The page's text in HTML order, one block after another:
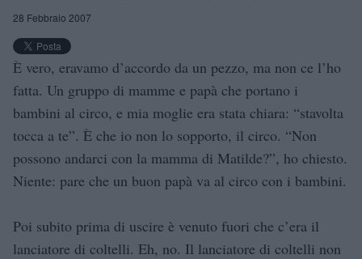
28 Febbraio 2007
È vero, eravamo d’accordo da un pezzo, ma non ce l’ho
fatta. Un gruppo di mamme e papà che portano i
bambini al circo, e mia moglie era stata chiara: “stavolta
tocca a te”. È che io non lo sopporto, il circo. “Non
possono andarci con la mamma di Matilde?”, ho chiesto.
Niente: pare che un buon papà va al circo con i bambini.
Poi subito prima di uscire è venuto fuori che c’era il
lanciatore di coltelli. Eh, no. Il lanciatore di coltelli non